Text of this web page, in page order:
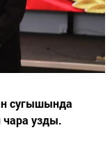
сугышында
узды.